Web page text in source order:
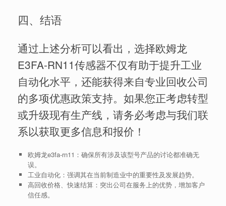
四、结语
通过上述分析可以看出，选择欧姆龙
E3FA-RN11传感器不仅有助于提升工业
自动化水平，还能获得来自专业回收公司
的多项优惠政策支持。如果您正考虑转型
或升级现有生产线，请务必考虑与我们联
系以获取更多信息和报价！
欧姆龙e3fa-rn11：确保所有涉及该型号产品的讨论都准确无
误。
工业自动化：强调其在当前制造业中的重要性及发展趋势。
高回收价格、快速结算：突出公司在服务上的优势，增加客户
信任感。